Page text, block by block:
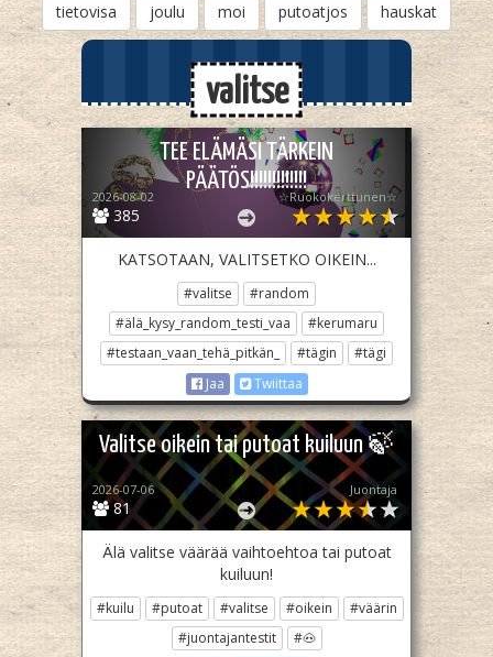
tietovisa joulu moi putoatjos hauskat
valitse
TEE ELÄMÄSI TÄRKEIN
PÄÄTÖS!!!!!!!!!!!!!
385
2026-08-02 ☆Ruokokerttunen☆
KATSOTAAN, VALITSETKO OIKEIN...
#valitse
#random
#älä_kysy_random_testi_vaa
#kerumaru
#testaan_vaan_tehä_pitkän_
#tägin
#tägi
Jaa
Twiittaa
Valitse oikein tai putoat kuiluun 🍃
81
2026-07-06 Juontaja
Älä valitse väärää vaihtoehtoa tai putoat
kuiluun!
#kuilu #putoat #valitse #oikein
#väärin
#juontajantestit
#🐽